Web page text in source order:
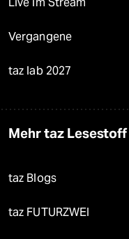
Vergangene
taz lab 2027
Mehr taz Lesestoff
taz Blogs
taz FUTURZWEI